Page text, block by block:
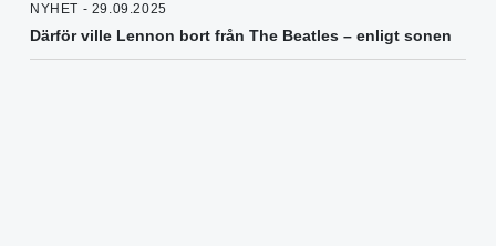
NYHET - 29.09.2025
Därför ville Lennon bort från The Beatles – enligt sonen